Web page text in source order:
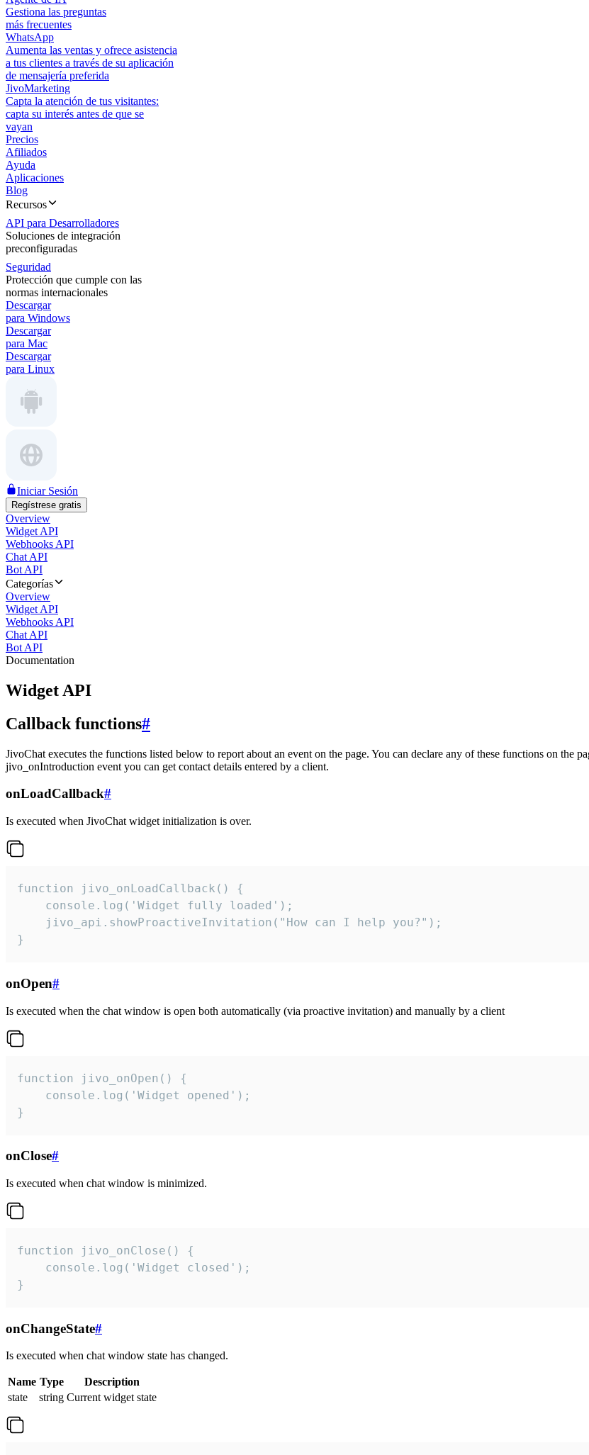
Gestiona las preguntas
más frecuentes
WhatsApp
Aumenta las ventas y ofrece asistencia
a tus clientes a través de su aplicación
de mensajería preferida
JivoMarketing
Capta la atención de tus visitantes:
capta su interés antes de que se
vayan
Precios
Afiliados
Ayuda
Aplicaciones
Blog
Recursos
API para Desarrolladores
Soluciones de integración
preconfiguradas
Seguridad
Protección que cumple con las
normas internacionales
Descargar
para Windows
Descargar
para Mac
Descargar
para Linux
Iniciar Sesión
Regístrese gratis
Overview
Widget API
Webhooks API
Chat API
Bot API
Categorías
Overview
Widget API
Webhooks API
Chat API
Bot API
Documentation
Widget API
Callback functions#
JivoChat executes the functions listed below to report about an event on the page. You can declare any of these functions on the
jivo_onIntroduction event you can get contact details entered by a client.
onLoadCallback#
Is executed when JivoChat widget initialization is over.
function jivo_onLoadCallback() {
    console.log('Widget fully loaded');
    jivo_api.showProactiveInvitation("How can I help you?");
}
onOpen#
Is executed when the chat window is open both automatically (via proactive invitation) and manually by a client
function jivo_onOpen() {
    console.log('Widget opened');
}
onClose#
Is executed when chat window is minimized.
function jivo_onClose() {
    console.log('Widget closed');
}
onChangeState#
Is executed when chat window state has changed.
Name Type
Description
state
string Current widget state